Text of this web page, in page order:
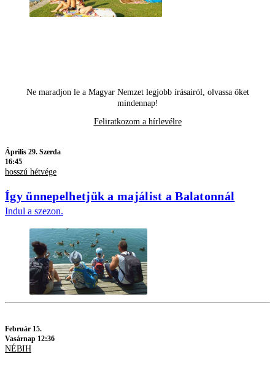
Ne maradjon le a Magyar Nemzet legjobb írásairól, olvassa őket
mindennap!
Feliratkozom a hírlevélre
Április 29. Szerda
16:45
hosszú hétvége
Így ünnepelhetjük a majálist a Balatonnál
Indul a szezon.
Február 15.
Vasárnap 12:36
NÉBIH